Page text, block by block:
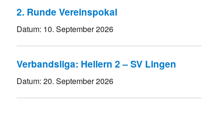
2. Runde Vereinspokal
Datum: 10. September 2026
Verbandsliga: Hellern 2 – SV Lingen
Datum:20. September 2026